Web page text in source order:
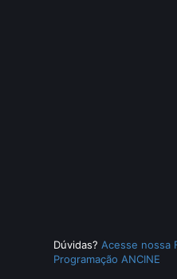
Dúvidas? Acesse nossa
Programação ANCINE